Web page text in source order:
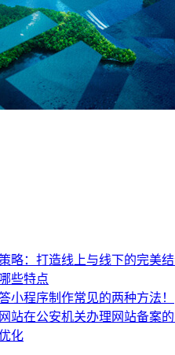
略：打造线上与线下的完美
些特点
小程序制作常见的两种方法！
站在公安机关办理网站备案
化